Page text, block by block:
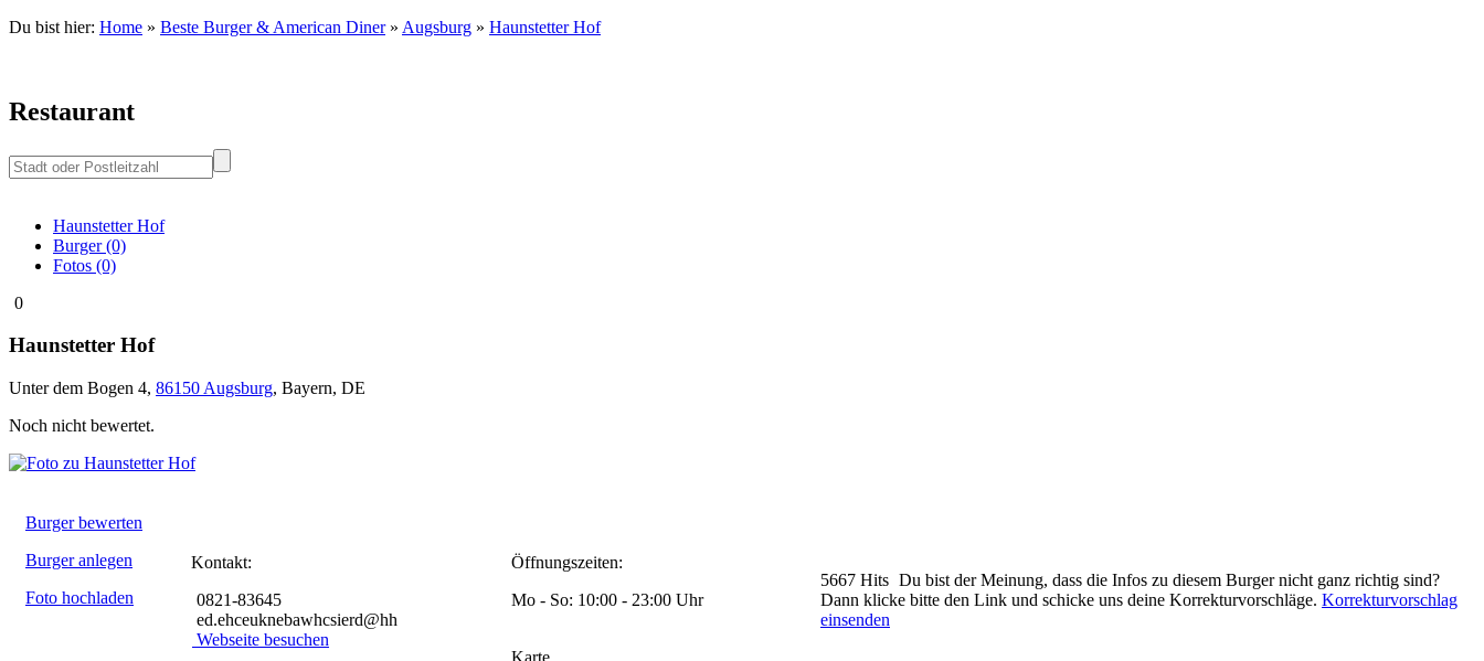
Du bist hier: Home » Beste Burger & American Diner» Augsburg » Haunstetter Hof
Restaurant
Haunstetter Hof
Burger (0)
Fotos (0)
0
Haunstetter Hof
Unter dem Bogen 4, 86150 Augsburg, Bayern, DE
Noch nicht bewertet.
Burger bewerten
Burger anlegen
Foto hochladen
Kontakt:
0821-83645
ed.ehceuknebawhcsierd@hh
Webseite besuchen
Öffnungszeiten:
Mo - So: 10:00 - 23:00 Uhr
5667 Hits Du bist der Meinung, dass die Infos zu diesem Burger nicht ganz richtig sind?
Dann klicke bitte den Link und schicke uns deine Korrekturvorschläge. Korrekturvorschlag
einsenden